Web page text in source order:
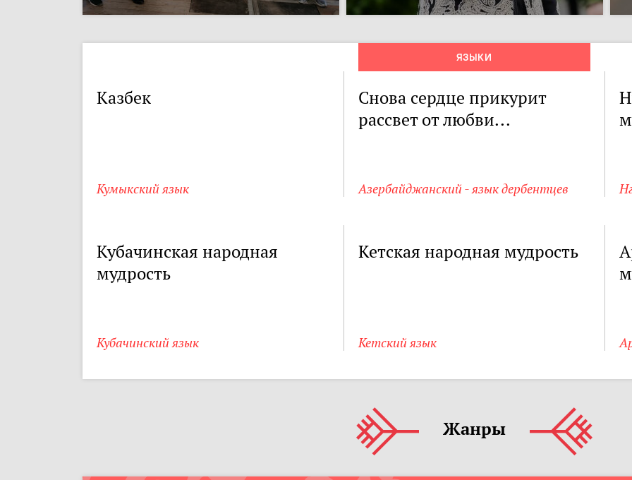
ЯЗЫКИ
Казбек
Кумыкский язык
Снова сердце прикурит
рассвет от любви...
Азербайджанский - язык дербентцев
Кубачинская народная
мудрость
Кубачинский язык
Кетская народная мудрость
Кетский язык
Жанры